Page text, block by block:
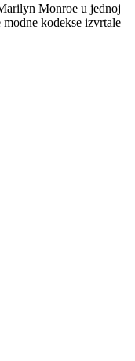
Monroe u jednoj
kodekse izvrtale